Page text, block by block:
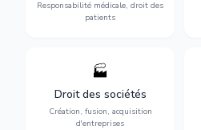
Responsabilité médicale, droit des
patients
indemnisation.
🏭
Droit des sociétés
Création, fusion, acquisition
d'entreprises
Structuration de votre
société : création, fusion-
acquisition, gouvernance et
restructuration.